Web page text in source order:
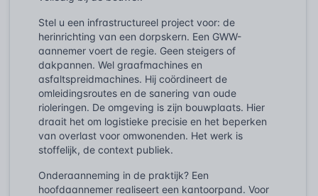
Stel u een infrastructureel project voor: de
herinrichting van een dorpskern. Een GWW-
aannemer voert de regie. Geen steigers of
dakpannen. Wel graafmachines en
asfaltspreidmachines. Hij coördineert de
omleidingsroutes en de sanering van oude
rioleringen. De omgeving is zijn bouwplaats. Hier
draait het om logistieke precisie en het beperken
van overlast voor omwonenden. Het werk is
stoffelijk, de context publiek.
Onderaanneming in de praktijk? Een
hoofdaannemer realiseert een kantoorpand. Voor